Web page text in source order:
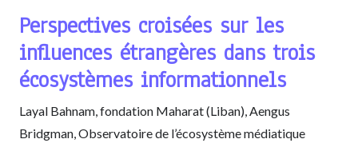
Perspectives croisées sur les
influences étrangères dans trois
écosystèmes informationnels
Layal Bahnam, fondation Maharat (Liban), Aengus
Bridgman, Observatoire de l’écosystème médiatique